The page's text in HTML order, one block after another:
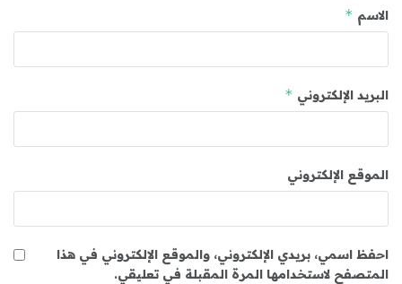
الاسم *
البريد الإلكتروني *
الموقع الإلكتروني
احفظ اسمي، بريدي الإلكتروني، والموقع الإلكتروني في هذا
المتصفح لاستخدامها المرة المقبلة في تعليقي.